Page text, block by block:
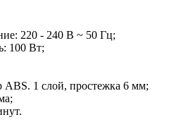
220 - 240 В ~ 50 Гц;
100 Вт;
ABS. 1 слой, простежка 6 мм;